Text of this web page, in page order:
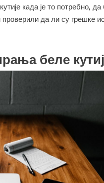
када је то потребно,
да ли су грешке
беле